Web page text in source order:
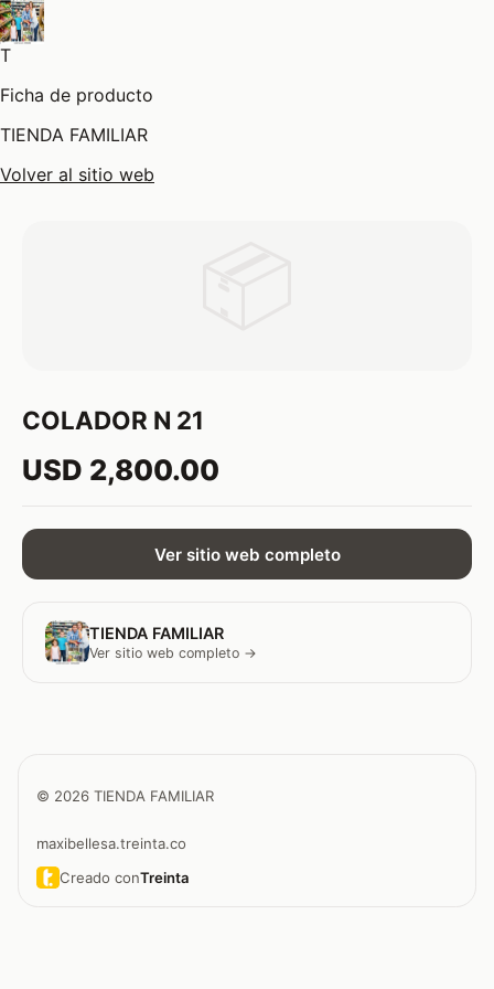
T
Ficha de producto
TIENDA FAMILIAR
Volver al sitio web
COLADOR N 21
USD 2,800.00
Ver sitio web completo
TIENDA FAMILIAR
Ver sitio web completo →
© 2026 TIENDA FAMILIAR
maxibellesa.treinta.co
Creado conTreinta